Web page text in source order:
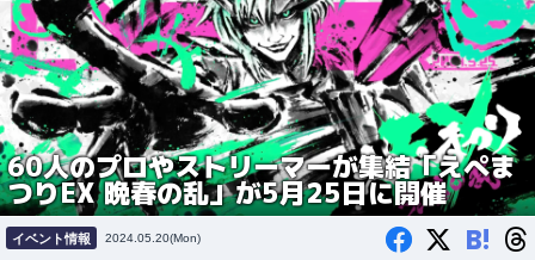
60人のプロやストリーマーが集結「えぺま
つりEX 晩春の乱」が5月25日に開催
イベント情報 2024.05.20(Mon) B!